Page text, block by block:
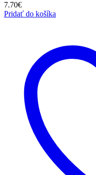
7.70€
Pridať do košíka